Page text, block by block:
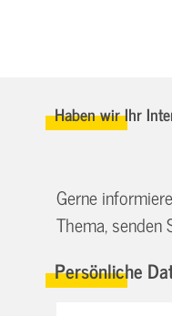
Haben wir Ihr
Gerne
Thema, senden
Persönliche